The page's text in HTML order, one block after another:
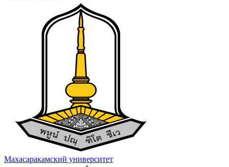
Махасаракамский университет